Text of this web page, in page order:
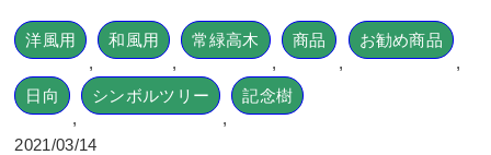
洋風用
,
和風用
,
常緑高木
,
商品
,
お勧め商品
,
日向
,
シンボルツリー
,
記念樹
2021/03/14